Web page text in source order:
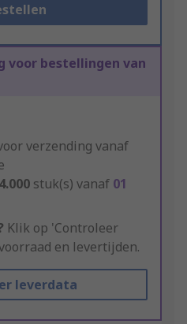
voor bestellingen van
verzending vanaf
4.000 stuk(s) vanaf 01
Klik op 'Controleer
en levertijden.
leverdata